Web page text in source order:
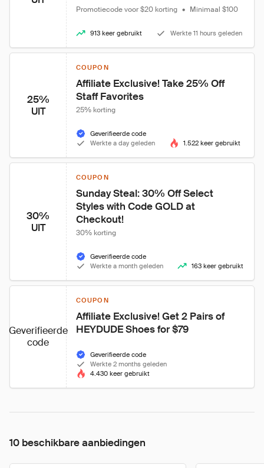
Promotiecode voor $20 korting • Minimaal $100
913 keer gebruikt Werkte 11 hours geleden
25%
UIT
COUPON
Affiliate Exclusive! Take 25% Off
Staff Favorites
25% korting
Geverifieerde code
Werkte a day geleden
1.522 keer gebruikt
30%
UIT
COUPON
Sunday Steal: 30% Off Select
Styles with Code GOLD at
Checkout!
30% korting
Geverifieerde code
Werkte a month geleden
163 keer gebruikt
Geverifieerde
code
COUPON
Affiliate Exclusive! Get 2 Pairs of
HEYDUDE Shoes for $79
Geverifieerde code
Werkte 2 months geleden
4.430 keer gebruikt
10 beschikbare aanbiedingen